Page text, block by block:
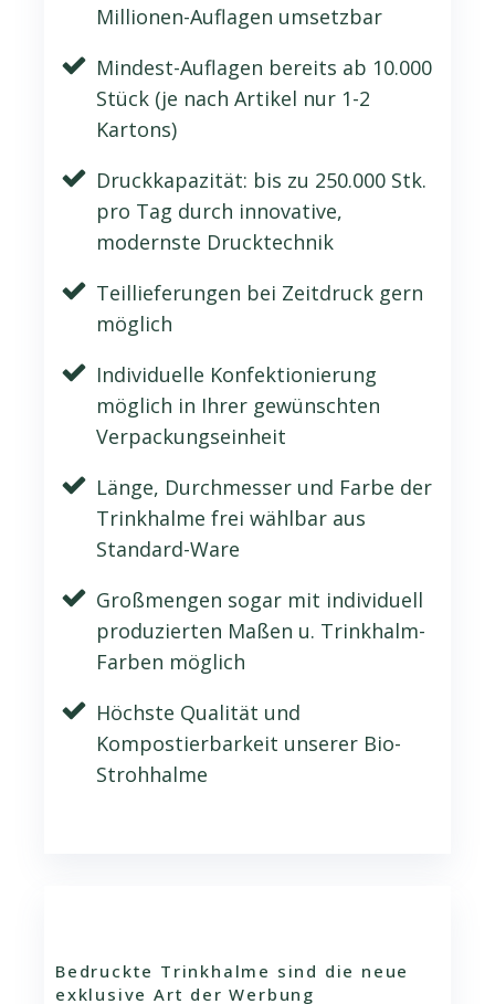
Millionen-Auflagen umsetzbar
Mindest-Auflagen bereits ab 10.000
Stück (je nach Artikel nur 1-2
Kartons)
Druckkapazität: bis zu 250.000 Stk.
pro Tag durch innovative,
modernste Drucktechnik
Teillieferungen bei Zeitdruck gern
möglich
Individuelle Konfektionierung
möglich in Ihrer gewünschten
Verpackungseinheit
Länge, Durchmesser und Farbe der
Trinkhalme frei wählbar aus
Standard-Ware
Großmengen sogar mit individuell
produzierten Maßen u. Trinkhalm-
Farben möglich
Höchste Qualität und
Kompostierbarkeit unserer Bio-
Strohhalme
Bedruckte Trinkhalme sind die neue
exklusive Art der Werbung